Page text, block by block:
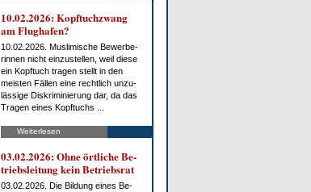
10.02.2026: Kopf­tuch­zwang
am Flug­ha­fen?
10.02.2026. Mus­li­mi­sche Be­wer­be­
rin­nen nicht ein­zu­stel­len, weil die­se
ein Kopf­tuch tra­gen stellt in den
meis­ten Fäl­len ei­ne recht­lich un­zu­
läs­si­ge Dis­kri­mi­nie­rung dar, da das
Tra­gen ei­nes Kopf­tuchs ...
Weiterlesen
03.02.2026: Oh­ne ört­li­che Be­
triebs­lei­tung kein Be­triebs­rat
03.02.2026. Die Bil­dung ei­nes Be­